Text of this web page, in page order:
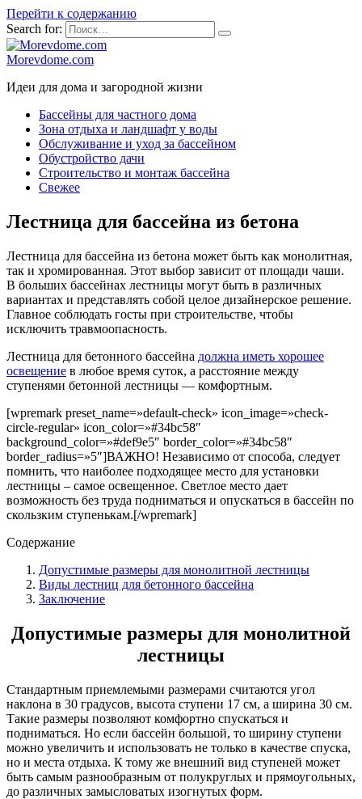
Перейти к содержанию
Search for:
Morevdome.com
Идеи для дома и загородной жизни
Бассейны для частного дома
Зона отдыха и ландшафт у воды
Обслуживание и уход за бассейном
Обустройство дачи
Строительство и монтаж бассейна
Свежее
Лестница для бассейна из бетона
Лестница для бассейна из бетона может быть как монолитная,
так и хромированная. Этот выбор зависит от площади чаши.
В больших бассейнах лестницы могут быть в различных
вариантах и представлять собой целое дизайнерское решение.
Главное соблюдать госты при строительстве, чтобы
исключить травмоопасность.
Лестница для бетонного бассейна должна иметь хорошее
освещение в любое время суток, а расстояние между
ступенями бетонной лестницы — комфортным.
[wpremark preset_name=»default-check» icon_image=»check-
circle-regular» icon_color=»#34bc58″
background_color=»#def9e5″ border_color=»#34bc58″
border_radius=»5″]ВАЖНО! Независимо от способа, следует
помнить, что наиболее подходящее место для установки
лестницы – самое освещенное. Светлое место дает
возможность без труда подниматься и опускаться в бассейн по
скользким ступенькам.[/wpremark]
Содержание
Допустимые размеры для монолитной лестницы
Виды лестниц для бетонного бассейна
Заключение
Допустимые размеры для монолитной
лестницы
Стандартным приемлемыми размерами считаются угол
наклона в 30 градусов, высота ступени 17 см, а ширина 30 см.
Такие размеры позволяют комфортно спускаться и
подниматься. Но если бассейн большой, то ширину ступени
можно увеличить и использовать не только в качестве спуска,
но и места отдыха. К тому же внешний вид ступеней может
быть самым разнообразным от полукруглых и прямоугольных,
до различных замысловатых изогнутых форм.